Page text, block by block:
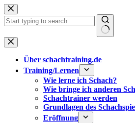
Zum
Inhalt
springen
Keine
Ergebnisse
Über schachtraining.de
Training/Lernen
Wie lerne ich Schach?
Wie bringe ich anderen
Schachtrainer werden
Grundlagen des
Eröffnung